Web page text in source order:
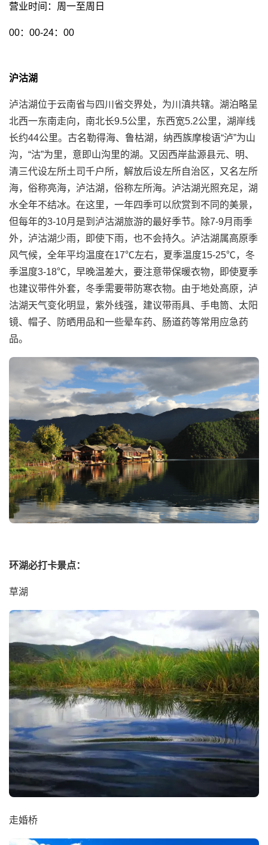
营业时间：周一至周日
00：00-24：00
沪沽湖
泸沽湖位于云南省与四川省交界处，为川滇共辖。湖泊略呈
北西一东南走向，南北长9.5公里，东西宽5.2公里，湖岸线
长约44公里。古名勒得海、鲁枯湖，纳西族摩梭语“泸”为山
沟，“沽”为里，意即山沟里的湖。又因西岸盐源县元、明、
清三代设左所土司千户所，解放后设左所自治区，又名左所
海，俗称亮海，泸沽湖，俗称左所海。泸沽湖光照充足，湖
水全年不结冰。在这里，一年四季可以欣赏到不同的美景，
但每年的3-10月是到泸沽湖旅游的最好季节。除7-9月雨季
外，泸沽湖少雨，即使下雨，也不会持久。泸沽湖属高原季
风气候，全年平均温度在17℃左右，夏季温度15-25℃，冬
季温度3-18℃，早晚温差大，要注意带保暖衣物，即使夏季
也建议带件外套，冬季需要带防寒衣物。由于地处高原，泸
沽湖天气变化明显，紫外线强，建议带雨具、手电筒、太阳
镜、帽子、防晒用品和一些晕车药、肠道药等常用应急药
品。
环湖必打卡景点：
草湖
走婚桥